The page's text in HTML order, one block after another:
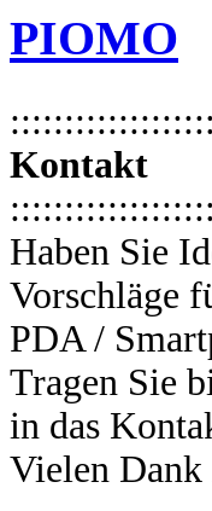
PIOMO
Kontakt
Haben Sie
Vorschläge
PDA /
Tragen Sie
in das
Vielen Dank